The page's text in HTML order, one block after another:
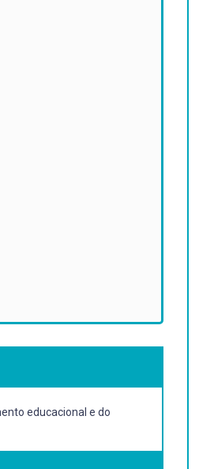
educacional e do